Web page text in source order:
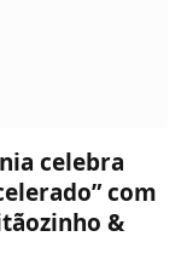
celebra
com
&